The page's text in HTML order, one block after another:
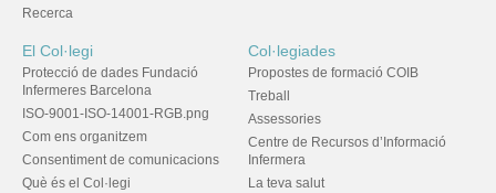
Recerca
El Col·legi
Protecció de dades Fundació
Infermeres Barcelona
ISO-9001-ISO-14001-RGB.png
Com ens organitzem
Consentiment de comunicacions
Què és el Col·legi
Col·legiades
Propostes de formació COIB
Treball
Assessories
Centre de Recursos d’Informació
Infermera
La teva salut